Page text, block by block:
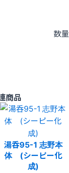
数量
商品
湯呑95-1 志野本
体 (シーピー化
成)